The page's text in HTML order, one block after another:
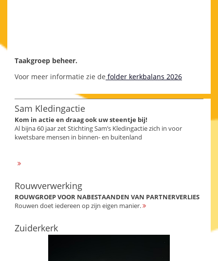
Taakgroep beheer.
Voor meer informatie zie de folder kerkbalans 2026
Sam Kledingactie
Kom in actie en draag ook uw steentje bij!
Al bijna 60 jaar zet Stichting Sam’s Kledingactie zich in voor
kwetsbare mensen in binnen- en buitenland
Rouwverwerking
ROUWGROEP VOOR NABESTAANDEN VAN PARTNERVERLIES
Rouwen doet iedereen op zijn eigen manier.
Zuiderkerk